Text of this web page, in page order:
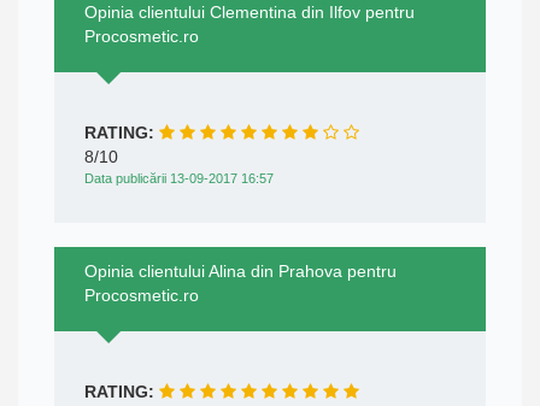
Opinia clientului Clementina din Ilfov pentru
Procosmetic.ro
RATING:
8/10
Data publicării 13-09-2017 16:57
Opinia clientului Alina din Prahova pentru
Procosmetic.ro
RATING: